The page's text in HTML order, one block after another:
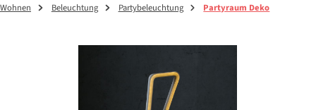
Wohnen Beleuchtung Partybeleuchtung Partyraum Deko